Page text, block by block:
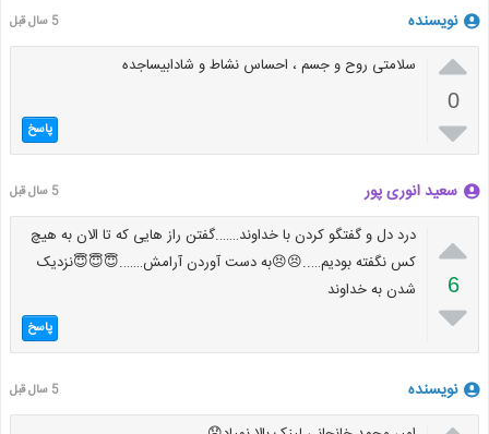
نویسنده 5 سال قبل

0

سلامتی روح و جسم ، احساس نشاط و شادابیساجده
پاسخ
سعید انوری پور 5 سال قبل

6

درد دل و گفتگو کردن با خداوند…….گفتن راز هایی که تا الان به هیچ
کس نگفته بودیم…..😣😣به دست آوردن آرامش…….😇😇😇نزدیک
شدن به خداوند
پاسخ
نویسنده 5 سال قبل